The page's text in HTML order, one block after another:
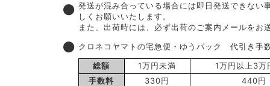
● 発送が混み合っている場合には即日発送できない
しくお願いいたします。
また、出荷時には、必ず出荷のご案内メールをお
● クロネコヤマトの宅急便・ゆうパック 代引き手
総額
1万円未満
1万円以上3万
手数料
330円 440円